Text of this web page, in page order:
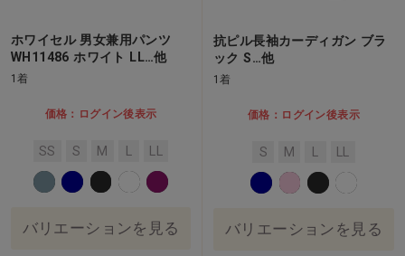
ホワイセル 男女兼用パンツ
WH11486 ホワイト LL…他
1着
価格：ログイン後表示
SS S M
バリエーションを見る
抗ピル長袖カーディガン ブラ
ック S…他
1着
価格：ログイン後表示
S M
バリエーションを見る